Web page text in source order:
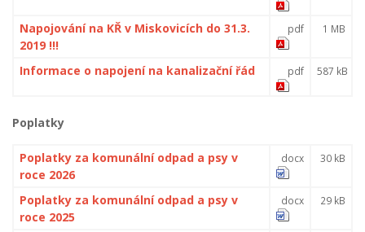
Napojování na KŘ v Miskovicích do 31.3.
2019 !!!
pdf 1 MB
Informace o napojení na kanalizační řád pdf 587 kB
Poplatky
Poplatky za komunální odpad a psy v
roce 2026
docx 30 kB
Poplatky za komunální odpad a psy v
roce 2025
docx 29 kB